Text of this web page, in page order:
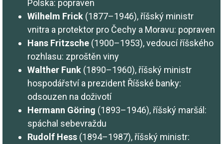
Polska: popraven
Wilhelm Frick (1877–1946), říšský ministr
vnitra a protektor pro Čechy a Moravu: popraven
Hans Fritzsche (1900–1953), vedoucí říšského
rozhlasu: zproštěn viny
Walther Funk (1890–1960), říšský ministr
hospodářství a prezident Říšské banky:
odsouzen na doživotí
Hermann Göring (1893–1946), říšský maršál:
spáchal sebevraždu
Rudolf Hess (1894–1987), říšský ministr: